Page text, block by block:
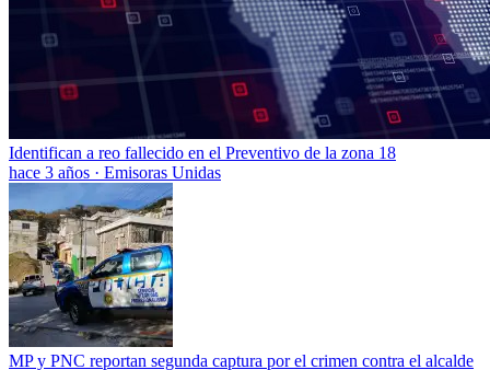
Identifican a reo fallecido en el Preventivo de la zona 18
hace 3 años · Emisoras Unidas
MP y PNC reportan segunda captura por el crimen contra el alcalde